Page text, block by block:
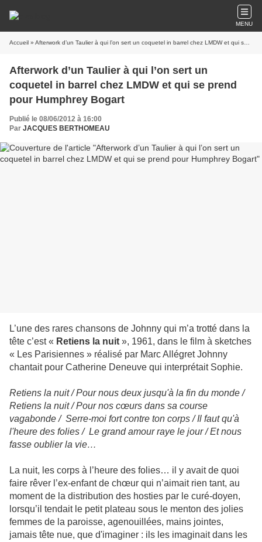
MENU
Accueil » Afterwork d’un Taulier à qui l’on sert un coquetel in barrel chez LMDW et qui se prend pour Humphrey Bogart
Afterwork d’un Taulier à qui l’on sert un
coquetel in barrel chez LMDW et qui se prend
pour Humphrey Bogart
Publié le 08/06/2012 à 16:00
Par JACQUES BERTHOMEAU
L’une des rares chansons de Johnny qui m’a trotté dans la
tête c’est « Retiens la nuit », 1961, dans le film à sketches
« Les Parisiennes » réalisé par Marc Allégret Johnny
chantait pour Catherine Deneuve qui interprétait Sophie.
Retiens la nuit / Pour nous deux jusqu'à la fin du monde /
Retiens la nuit / Pour nos cœurs dans sa course
vagabonde / Serre-moi fort contre ton corps / Il faut qu'à
l'heure des folies / Le grand amour raye le jour / Et nous
fasse oublier la vie…
La nuit, les corps à l’heure des folies… il y avait de quoi
faire rêver l’ex-enfant de chœur qui n’aimait rien tant, au
moment de la distribution des hosties par le curé-doyen,
lorsqu’il tendait le petit plateau sous le menton des jolies
femmes de la paroisse, agenouillées, mains jointes,
jamais tête nue, que d'imaginer : ils les imaginait dans les